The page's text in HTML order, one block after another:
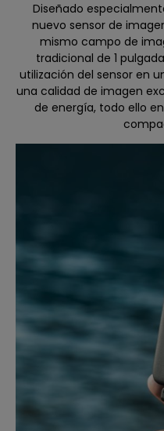
Diseñado
nuevo sensor de
mismo campo de
tradicional de 1
utilización del sensor en
una calidad de imagen
de energía, todo ello